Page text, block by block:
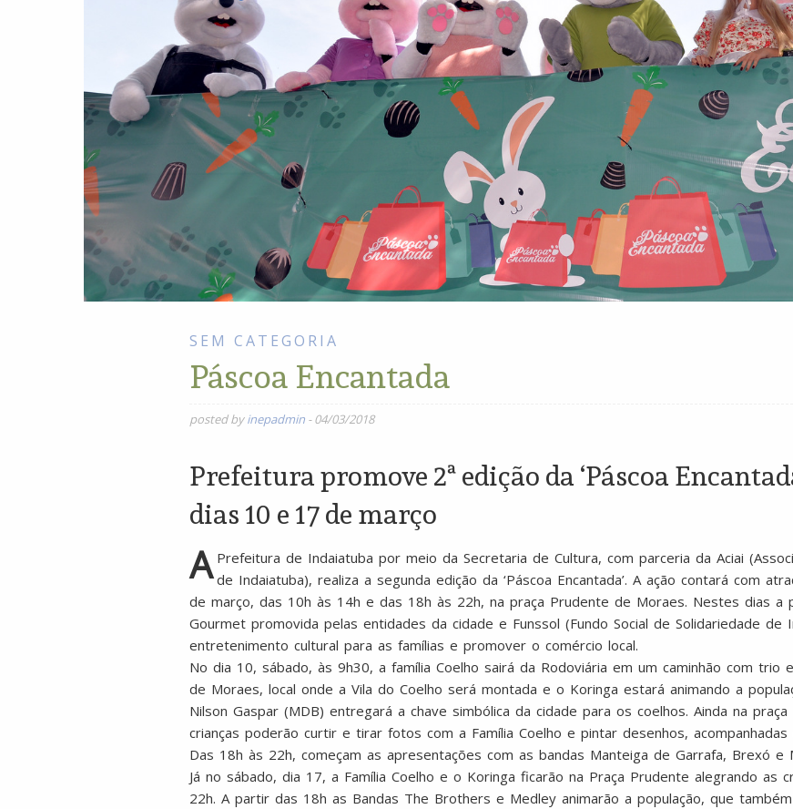
SEM CATEGORIA
Páscoa Encantada
posted byinepadmin -04/03/2018
Prefeitura promove 2ª edição da ‘Páscoa
dias 10 e 17 de março
A Prefeitura de Indaiatuba por meio da Secretaria de Cultura, com parceria da Aciai
de Indaiatuba), realiza a segunda edição da ‘Páscoa Encantada’. A ação contará com
de março, das 10h às 14h e das 18h às 22h, na praça Prudente de Moraes. Nestes dias a
Gourmet promovida pelas entidades da cidade e Funssol (Fundo Social de Solidariedade
entretenimento cultural para as famílias e promover o comércio local.
No dia 10, sábado, às 9h30, a família Coelho sairá da Rodoviária em um caminhão com trio
de Moraes, local onde a Vila do Coelho será montada e o Koringa estará animando a
Nilson Gaspar (MDB) entregará a chave simbólica da cidade para os coelhos. Ainda na
crianças poderão curtir e tirar fotos com a Família Coelho e pintar desenhos,
Das 18h às 22h, começam as apresentações com as bandas Manteiga de Garrafa, Brexó e
Já no sábado, dia 17, a Família Coelho e o Koringa ficarão na Praça Prudente alegrando as
22h. A partir das 18h as Bandas The Brothers e Medley animarão a população, que